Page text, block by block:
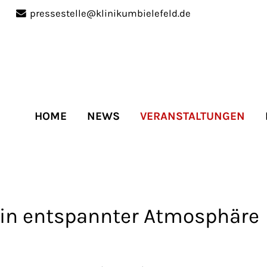
pressestelle@klinikumbielefeld.de
HOME NEWS VERANSTALTUNGEN
entspannter Atmosphäre